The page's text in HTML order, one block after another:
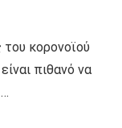
κορονοϊού
πιθανό να